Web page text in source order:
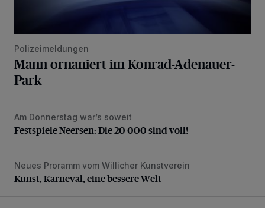
Polizeimeldungen
Mann ornaniert im Konrad-Adenauer-
Park
Festspiele Neersen: Die 20 000 sind voll!
Am Donnerstag war’s soweit
Festspiele Neersen: Die 20 000 sind voll!
Kunst, Karneval, eine bessere Welt
Neues Proramm vom Willicher Kunstverein
Kunst, Karneval, eine bessere Welt